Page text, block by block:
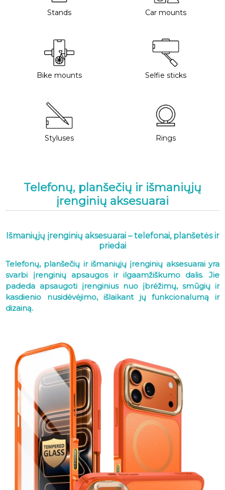
Stands Car mounts
Bike mounts Selfie sticks
Styluses Rings
Telefonų, planšečių ir išmaniųjų
įrenginių aksesuarai
Išmaniųjų įrenginių aksesuarai – telefonai, planšetės ir
priedai
Telefonų, planšečių ir išmaniųjų įrenginių aksesuarai yra
svarbi įrenginių apsaugos ir ilgaamžiškumo dalis. Jie
padeda apsaugoti įrenginius nuo įbrėžimų, smūgių ir
kasdienio nusidėvėjimo, išlaikant jų funkcionalumą ir
dizainą.